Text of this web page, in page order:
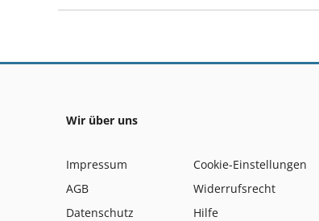
Wir über uns
Impressum
AGB
Datenschutz
Cookie-Einstellungen
Widerrufsrecht
Hilfe